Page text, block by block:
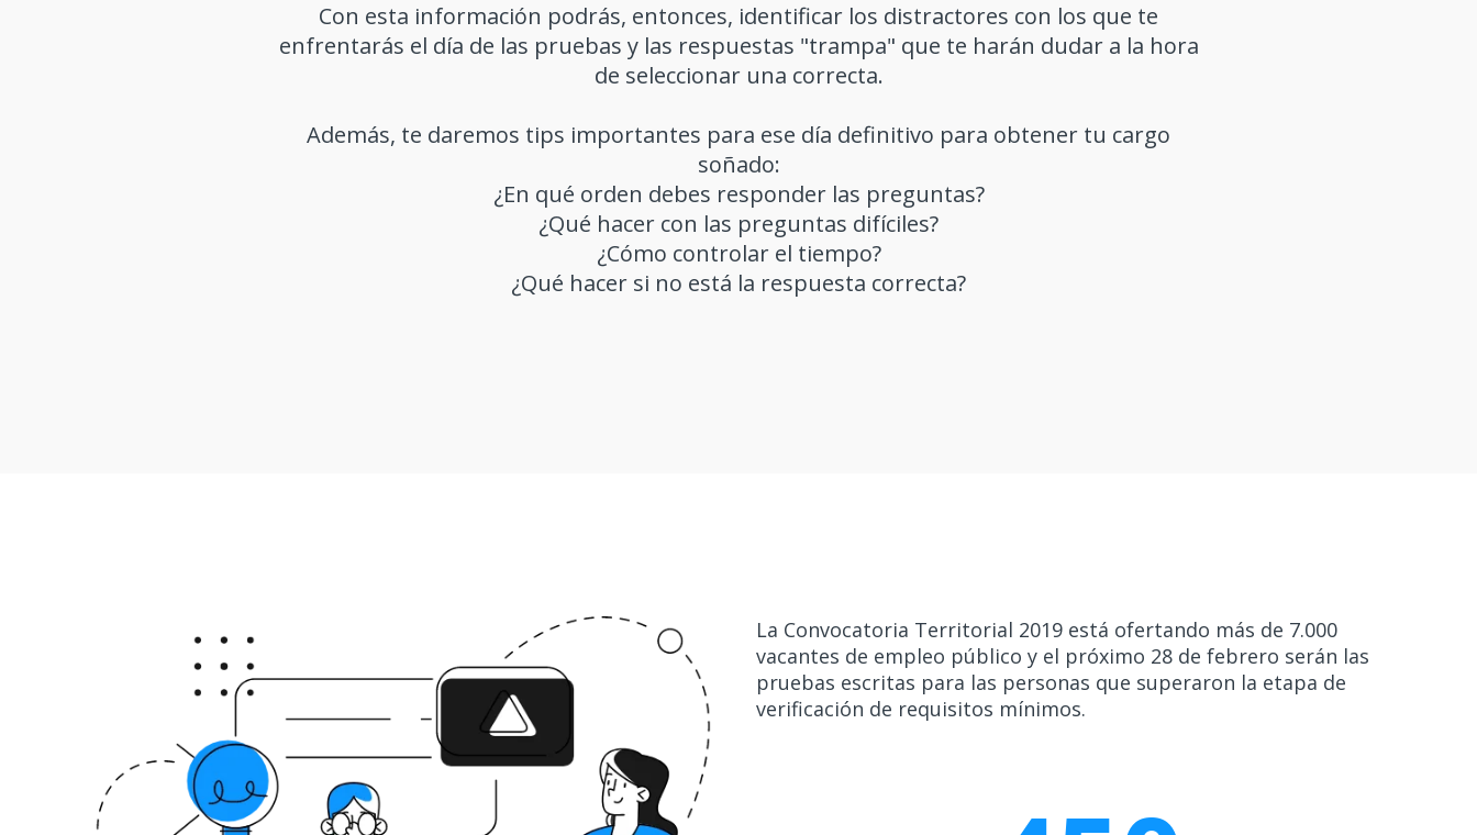
Con esta información podrás, entonces, identificar los distractores con los que te
enfrentarás el día de las pruebas y las respuestas "trampa" que te harán dudar a la hora
de seleccionar una correcta.
Además, te daremos tips importantes para ese día definitivo para obtener tu cargo
soñado:
¿En qué orden debes responder las preguntas?
¿Qué hacer con las preguntas difíciles?
¿Cómo controlar el tiempo?
¿Qué hacer si no está la respuesta correcta?
La Convocatoria Territorial 2019 está ofertando más de 7.000
vacantes de empleo público y el próximo 28 de febrero serán las
pruebas escritas para las personas que superaron la etapa de
verificación de requisitos mínimos.